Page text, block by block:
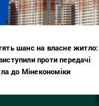
шанс на власне житло:
проти передачі
до Мінекономіки